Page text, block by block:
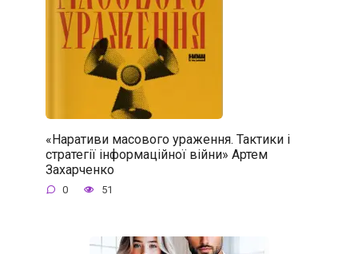
«Наративи масового ураження. Тактики і
стратегії інформаційної війни» Артем
Захарченко
0 51